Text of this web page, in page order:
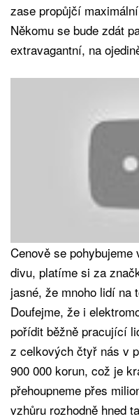
zase propůjčí
Někomu se bude zdát
extravagantní, na
Cenově se
divu, platíme si za
jasné, že mnoho lidí na
Doufejme, že i
pořídit běžně pracující
z celkových čtyř nás v
900 000 korun, což je
přehoupneme přes
vzhůru rozhodně hned